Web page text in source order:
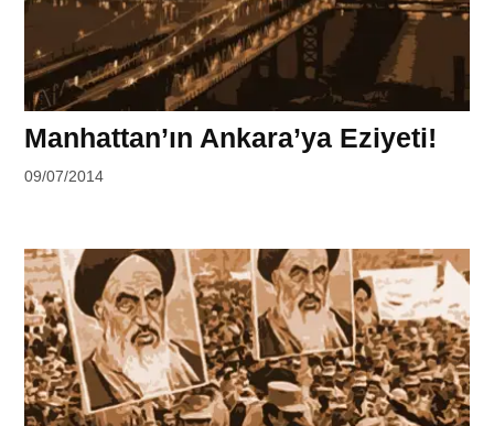
Manhattan’ın Ankara’ya Eziyeti!
by
09/07/2014